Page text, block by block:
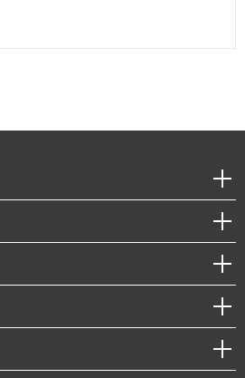
プライアンス）・防災（政策）